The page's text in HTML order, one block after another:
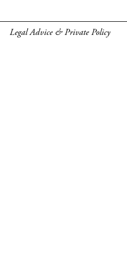
Legal Advice & Private Policy